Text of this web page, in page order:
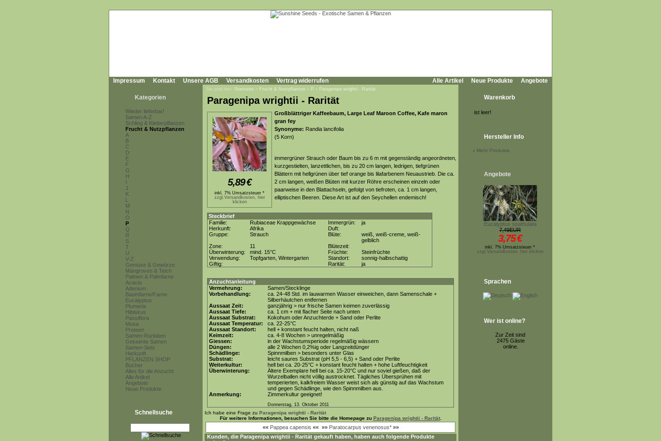
Impressum Kontakt Unsere AGB Versandkosten Vertrag widerrufen Alle Artikel Neue Produkte Angebote
Kategorien
Wieder lieferbar!
Samen A-Z
Schling & Kletterpflanzen
Frucht & Nutzpflanzen
A
B
C
D
E
F
G
H
I
J
K
L
M
N
O
P
Q
R
S
T
U
V-Z
Gemüse & Gewürze
Mangroven & Teich
Palmen & Palmfarne
Acacia
Adenium
Baumfarne/Farne
Eucalyptus
Plumeria
Hibiskus
Passiflora
Musa
Proteen
Samen-Raritäten
Gekeimte Samen
Samen-Sets
Herkunft
PFLANZEN SHOP
Bücher
Alles für die Anzucht
Alle Artikel
Angebote
Neue Produkte
Schnellsuche
Sie sind hier: Startseite » Frucht & Nutzpflanzen » P » Paragenipa wrightii - Rarität
Paragenipa wrightii - Rarität
5,89€
inkl. 7% Umsatzsteuer *
zzgl.Versandkosten, hier
klicken
Großblättriger Kaffeebaum, Large Leaf Maroon Coffee, Kafe maron
gran fey
Synonyme: Randia lancifolia
(5 Korn)
immergrüner Strauch oder Baum bis zu 6 m mit gegenständig angeordneten,
kurzgestielten, lanzettlichen, bis zu 20 cm langen, ledrigen, tiefgrünen
Blättern mit hellgrünen über tief orange bis lilafarbenem Neuaustrieb. Die ca.
2 cm langen, weißen Blüten mit kurzer Röhre erscheinen einzeln oder
paarweise in den Blattachseln, gefolgt von tiefroten, ca. 1 cm langen,
elliptischen Beeren. Diese Art ist auf den Seychellen endemisch!
Steckbrief
Familie:
Rubiaceae Krappgewächse Immergrün:
ja
Herkunft:
Afrika
Duft:
Gruppe:
Strauch Blüte:
weiß, weiß-creme, weiß-
gelblich
Zone:
11
Blütezeit:
Überwinterung:
mind. 15°C Früchte:
Steinfrüchte
Verwendung:
Topfgarten, Wintergarten Standort:
sonnig-halbschattig
Giftig:
Rarität: ja
Anzuchtanleitung
Vermehrung:
Samen/Stecklinge
Vorbehandlung:
ca. 24-48 Std. im lauwarmen Wasser einweichen, dann Samenschale +
Silberhäutchen entfernen
Aussaat Zeit:
ganzjährig > nur frische Samen keimen zuverlässig
Aussaat Tiefe:
ca. 1 cm + mit flacher Seite nach unten
Aussaat Substrat:
Kokohum oder Anzuchterde + Sand oder Perlite
Aussaat Temperatur:
ca. 22-25°C
Aussaat Standort:
hell + konstant feucht halten, nicht naß
Keimzeit:
ca. 4-8 Wochen > unregelmäßig
Giessen:
in der Wachstumsperiode regelmäßig wässern
Düngen:
alle 2 Wochen 0,2%ig oder Langzeitdünger
Schädlinge:
Spinnmilben > besonders unter Glas
Substrat:
leicht saures Substrat (pH 5,5 - 6,5) + Sand oder Perlite
Weiterkultur:
hell bei ca. 20-25°C + konstant feucht halten + hohe Luftfeuchtigkeit
Überwinterung:
Ältere Exemplare hell bei ca. 15-20°C und nur soviel gießen, daß der
Wurzelballen nicht völlig austrocknet. Tägliches Übersprühen mit
temperierten, kalkfreiem Wasser weist sich als günstig auf das Wachstum
und gegen Schädlinge, wie den Spinnmilben aus.
Anmerkung:
Zimmerkultur geeignet!
Donnerstag, 13. Oktober 2011
Ich habe eine Frage zu Paragenipa wrightii - Rarität
Für weitere Informationen, besuchen Sie bitte die Homepage zu Paragenipa wrightii - Rarität.
«« Pappea capensis «« »» Paratocarpus venenosus*»»
Kunden, die Paragenipa wrightii - Rarität gekauft haben, haben auch folgende Produkte
Warenkorb
ist leer!
Hersteller Info
- Mehr Produkte
Angebote
Eucalyptus spathulata
7,49EUR
3,75€
inkl. 7% Umsatzsteuer *
zzgl.Versandkosten, hier klicken
Sprachen
Wer ist online?
Zur Zeit sind
2475 Gäste
online.